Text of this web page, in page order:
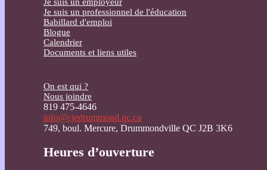
Je suis un professionnel de l'éducation
Babillard d'emploi
Blogue
Calendrier
Documents et liens utiles
On est qui ?
Nous joindre
819 475-4646
info@cjedrummond.qc.ca
749, boul. Mercure, Drummondville QC J2B 3K6
Heures d’ouverture